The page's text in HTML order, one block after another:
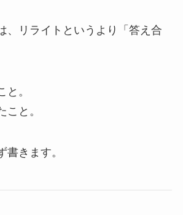
、リライトというより「答え合
と。
こと。
書きます。